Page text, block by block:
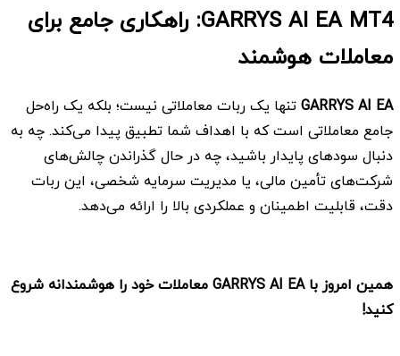
GARRYS AI EA MT4: راهکاری جامع برای
معاملات هوشمند
GARRYS AI EAتنها یک ربات معاملاتی نیست؛ بلکه یک راه‌حل
جامع معاملاتی است که با اهداف شما تطبیق پیدا می‌کند. چه به
دنبال سودهای پایدار باشید، چه در حال گذراندن چالش‌های
شرکت‌های تأمین مالی، یا مدیریت سرمایه شخصی، این ربات
دقت، قابلیت اطمینان و عملکردی بالا را ارائه می‌دهد.
همین امروز باGARRYS AI EA
معاملات خود را هوشمندانه شروع
کنید!